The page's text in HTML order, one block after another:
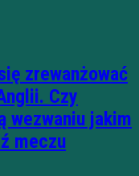
zrewanżować
Czy
wezwaniu jakim
meczu